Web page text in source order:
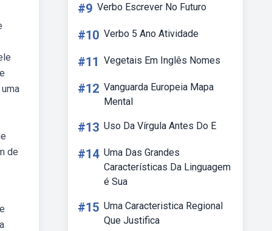
de
#9 Verbo Escrever No Futuro
#10 Verbo 5 Ano Atividade
#11 Vegetais Em Inglês Nomes
#12 Vanguarda Europeia Mapa
Mental
#13 Uso Da Vírgula Antes Do E
#14 Uma Das Grandes
Características Da Linguagem
é Sua
#15 Uma Caracteristica Regional
Que Justifica